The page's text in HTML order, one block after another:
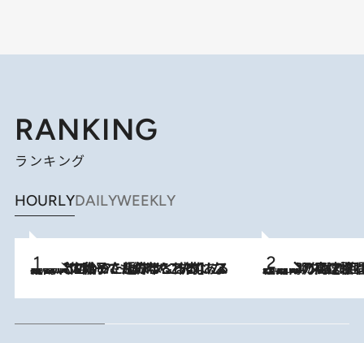
RANKING
ランキング
HOURLYDAILYWEEKLY
2026.8.5
【阿川佐和子さんの年とる力】なぜ70代で始めた趣味は“こんなに楽しい”のか？ ピアノ、俳句…スランプに陥っても続けられる“ある秘訣”とは 2026.8.7
「湘南乃風に憧れて」観客大盛上がりの“タオル回し”に、ラッパー顔負けの高速歌唱まで…さだまさし（74）のアグレッシブすぎる現在地